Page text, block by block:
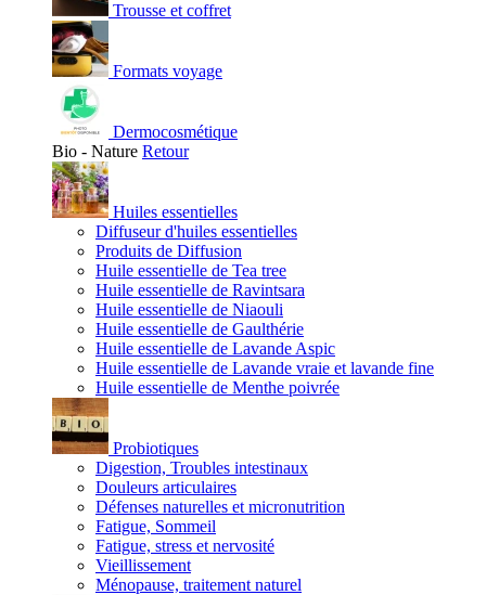
Trousse et coffret
Formats voyage
Dermocosmétique
Bio - Nature Retour
Huiles essentielles
Diffuseur d'huiles essentielles
Produits de Diffusion
Huile essentielle de Tea tree
Huile essentielle de Ravintsara
Huile essentielle de Niaouli
Huile essentielle de Gaulthérie
Huile essentielle de Lavande Aspic
Huile essentielle de Lavande vraie et lavande fine
Huile essentielle de Menthe poivrée
Probiotiques
Digestion, Troubles intestinaux
Douleurs articulaires
Défenses naturelles et micronutrition
Fatigue, Sommeil
Fatigue, stress et nervosité
Vieillissement
Ménopause, traitement naturel